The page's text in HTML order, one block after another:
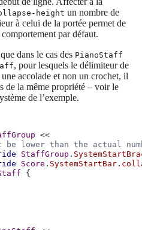
height un nombre de
à celui de la portée permet de
par défaut.
dans le cas des PianoStaff
, pour lesquels le délimiteur de
une accolade et non un crochet, il
de la même propriété – voir le
de l’exemple.
<<
be lower than the actual
StaffGroup .
Score . SystemStartBar .
{